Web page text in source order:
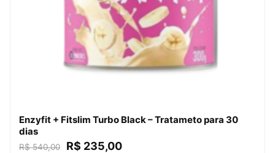
Enzyfit + Fitslim Turbo Black – Tratameto para 30
dias
R$540,00 R$ 235,00